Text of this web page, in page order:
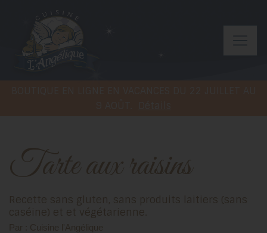
Tarte aux raisins
Recette sans gluten, sans produits laitiers (sans
caséine) et et végétarienne.
Par : Cuisine l'Angélique